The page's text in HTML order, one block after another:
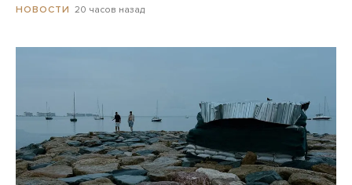
НОВОСТИ 20 часов назад